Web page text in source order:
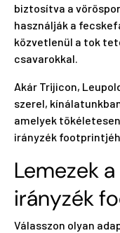
biztosítva a
használják a
közvetlenül a tok
csavarokkal.
Akár Trijicon,
szerel,
amelyek
irányzék
Lemezek
irányzék
Válasszon olyan